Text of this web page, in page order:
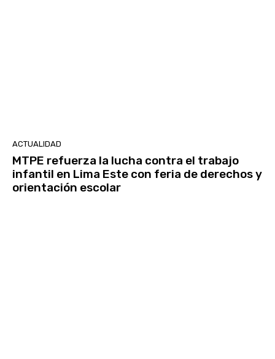
ACTUALIDAD
MTPE refuerza la lucha contra el trabajo
infantil en Lima Este con feria de derechos y
orientación escolar